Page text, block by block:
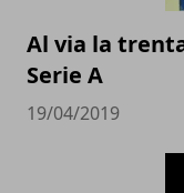
Al via la
Serie A
19/04/2019